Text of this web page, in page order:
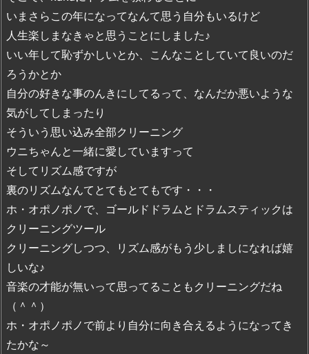
いまさらこの年になってなんて思う自分もいるけど
人生楽しまなきゃと思うことにしました♪
いい年して恥ずかしいとか、こんなことしていて良いのだ
ろうかとか
自分の好きな事のんきにしてるって、なんだか悪いような
気がしてしまったり
そういう思い込み全部クリーニング
ウニちゃんと一緒に愛していますって
そしてリズム感ですが
裏のリズムなんてとてもとてもです・・・
ホ・オポノポノで、ゴールドドラムとドラムスティックは
クリーニングツール
クリーニングしつつ、リズム感がもう少しましになれば嬉
しいな♪
音楽の才能が無いって思ってることもクリーニングだね
（＾＾）
ホ・オポノポノで前より自分に向き合えるようになってき
たかな～